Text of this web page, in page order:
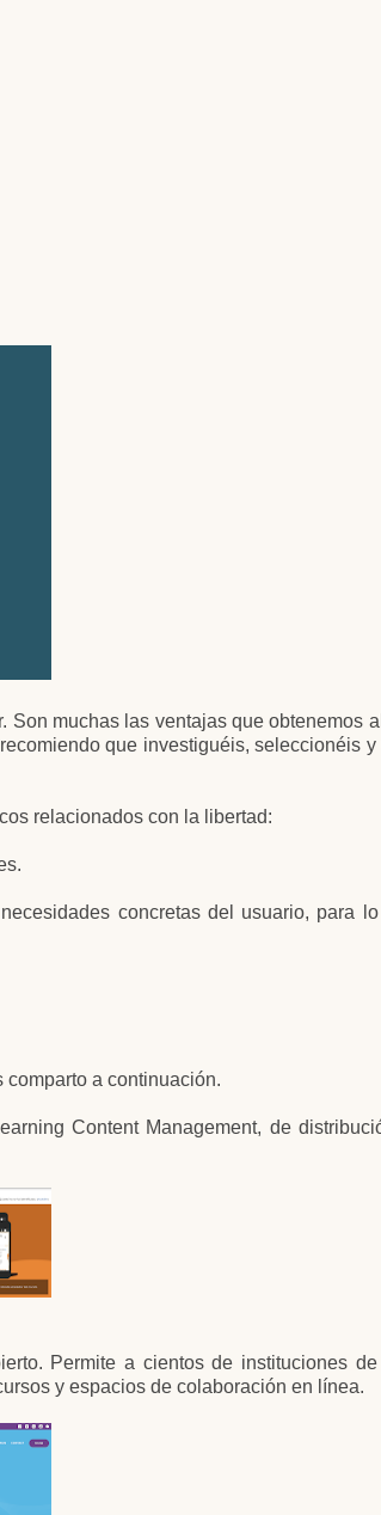
Son muchas las ventajas que obtenemos
que investiguéis, seleccionéis
relacionados con la libertad:
concretas del usuario, para
comparto a continuación.
Content Management, de
Permite a cientos de instituciones de
y espacios de colaboración en línea.